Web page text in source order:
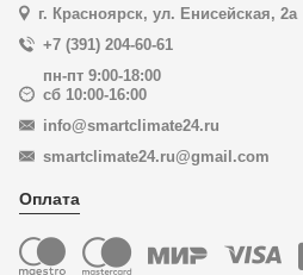
г. Красноярск, ул. Енисейская, 2а
+7 (391) 204-60-61
пн-пт 9:00-18:00
сб 10:00-16:00
info@smartclimate24.ru
smartclimate24.ru@gmail.com
Оплата